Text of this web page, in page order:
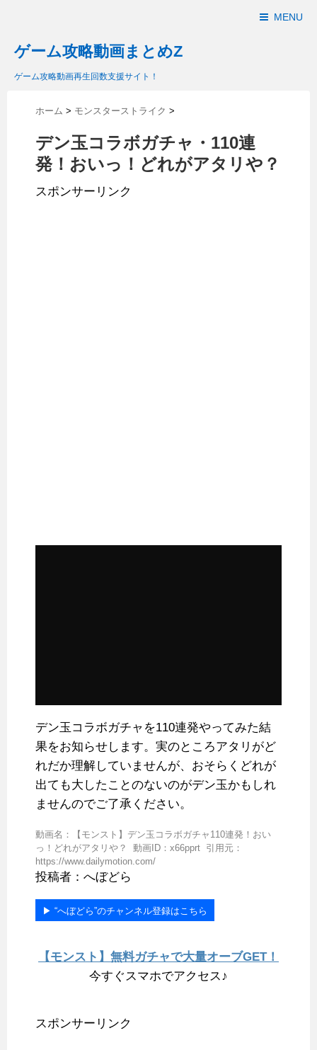
MENU
ゲーム攻略動画まとめZ
ゲーム攻略動画再生回数支援サイト！
ホーム > モンスターストライク >
デン玉コラボガチャ・110連
発！おいっ！どれがアタリや？
スポンサーリンク
デン玉コラボガチャを110連発やってみた結
果をお知らせします。実のところアタリがど
れだか理解していませんが、おそらくどれが
出ても大したことのないのがデン玉かもしれ
ませんのでご了承ください。
動画名：【モンスト】デン玉コラボガチャ110連発！おい
っ！どれがアタリや？ 動画ID：x66pprt 引用元：
https://www.dailymotion.com/
投稿者：へぼどら
▶︎ “へぼどら”のチャンネル登録はこちら
【モンスト】無料ガチャで大量オーブGET！
今すぐスマホでアクセス♪
スポンサーリンク